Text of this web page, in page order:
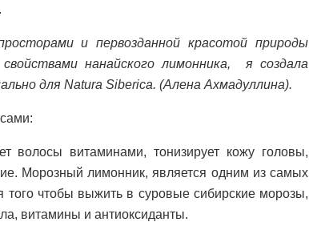
и первозданной красотой природы
нанайского лимонника, я создала
для Natura Siberica. (Алена Ахмадуллина).
волосы витаминами, тонизирует кожу головы,
Морозный лимонник, является одним из самых
чтобы выжить в суровые сибирские морозы,
витамины и антиоксиданты.